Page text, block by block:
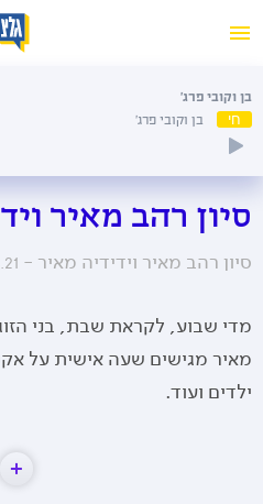
בן וקובי פרג'
חי בן וקובי פרג'
סיון רהב מאיר
סיון רהב מאיר וידידיה מאיר -
מדי שבוע, לקראת שבת, בני
מאיר מגישים שעה אישית על
ילדים ועוד.